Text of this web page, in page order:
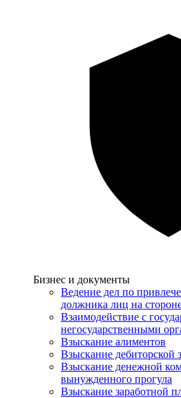
Услуги
Бизнес и документы
Ведение дел по
должника лиц на
Взаимодействие с
негосударственными
Взыскание алиментов
Взыскание дебиторской
Взыскание денежной
вынужденного прогула
Взыскание заработной